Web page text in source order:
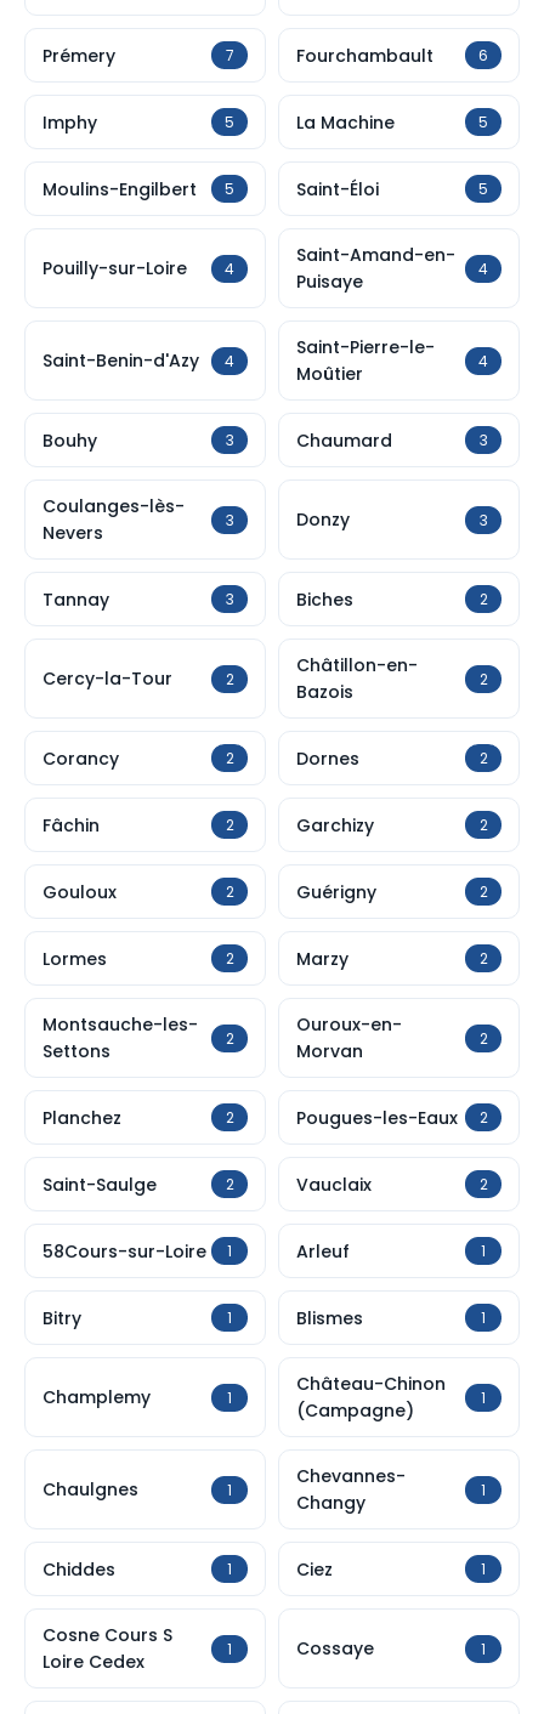
Prémery 7 Fourchambault 6
Imphy 5 La Machine 5
Moulins-Engilbert 5 Saint-Éloi 5
Pouilly-sur-Loire 4
Saint-Amand-en-
Puisaye
4
Saint-Benin-d'Azy 4
Saint-Pierre-le-
Moûtier
4
Bouhy 3 Chaumard 3
Coulanges-lès-
Nevers
3 Donzy 3
Tannay 3 Biches 2
Cercy-la-Tour 2
Châtillon-en-
Bazois
2
Corancy 2 Dornes 2
Fâchin 2 Garchizy 2
Gouloux 2 Guérigny 2
Lormes 2 Marzy 2
Montsauche-les-
Settons
2
Ouroux-en-
Morvan
2
Planchez 2 Pougues-les-Eaux 2
Saint-Saulge 2 Vauclaix 2
58Cours-sur-Loire 1 Arleuf 1
Bitry 1 Blismes 1
Champlemy 1
Château-Chinon
(Campagne)
1
Chaulgnes 1
Chevannes-
Changy
1
Chiddes 1 Ciez 1
Cosne Cours S
Loire Cedex
1 Cossaye 1